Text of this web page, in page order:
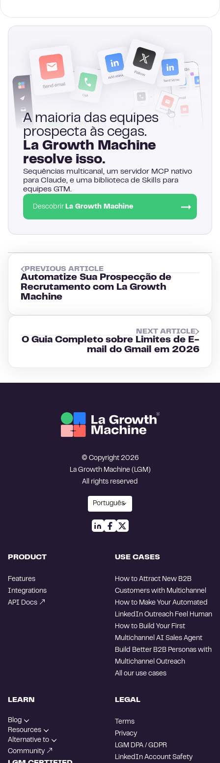
A maioria das equipes
prospecta às cegas.
La Growth Machine
resolve isso.
Sequências multicanal, um servidor MCP nativo
para Claude, e uma biblioteca de Skills para
equipes GTM.
Descobrir La Growth Machine
PREVIOUS ARTICLE
Automatize Sua Prospecção de
Recrutamento com La Growth
Machine
NEXT ARTICLE
O Guia Completo sobre Limites de E-
mail do Gmail em 2026
© Copyright 2026
La Growth Machine (LGM)
All rights reserved
PRODUCT
Features
Integrations
API Docs
USE CASES
How to Attract New B2B
Customers with Multichannel
How to Make Your Automated
LinkedIn Outreach Feel Human
How to Build Your First
Multichannel AI Sales Agent
Build Better B2B Personas with
Multichannel Outreach
All our use cases
LEARN
Blog
Resources
Alternative to
Community
LEGAL
Terms
Privacy
LGM DPA / GDPR
LinkedIn Account Safety